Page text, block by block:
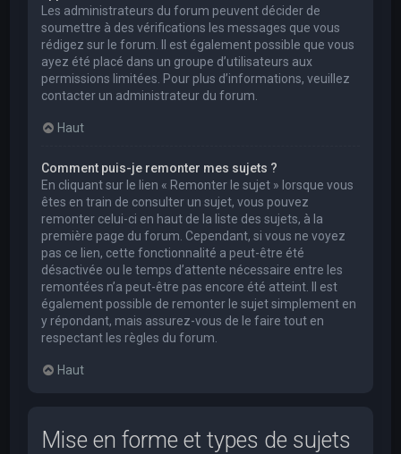
Les administrateurs du forum peuvent décider de
soumettre à des vérifications les messages que vous
rédigez sur le forum. Il est également possible que vous
ayez été placé dans un groupe d’utilisateurs aux
permissions limitées. Pour plus d’informations, veuillez
contacter un administrateur du forum.
Haut
Comment puis-je remonter mes sujets ?
En cliquant sur le lien « Remonter le sujet » lorsque vous
êtes en train de consulter un sujet, vous pouvez
remonter celui-ci en haut de la liste des sujets, à la
première page du forum. Cependant, si vous ne voyez
pas ce lien, cette fonctionnalité a peut-être été
désactivée ou le temps d’attente nécessaire entre les
remontées n’a peut-être pas encore été atteint. Il est
également possible de remonter le sujet simplement en
y répondant, mais assurez-vous de le faire tout en
respectant les règles du forum.
Haut
Mise en forme et types de sujets